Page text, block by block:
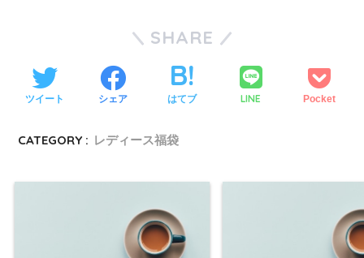
SHARE
ツイート シェア はてブ LINE Pocket
CATEGORY : レディース福袋